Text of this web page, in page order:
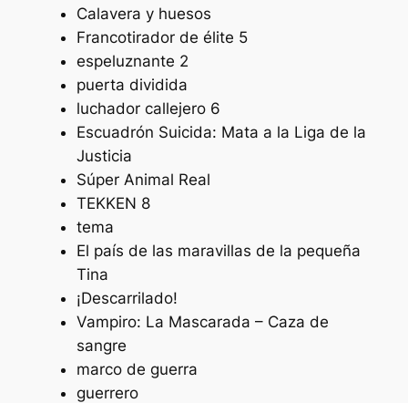
Calavera y huesos
Francotirador de élite 5
espeluznante 2
puerta dividida
luchador callejero 6
Escuadrón Suicida: Mata a la Liga de la
Justicia
Súper Animal Real
TEKKEN 8
tema
El país de las maravillas de la pequeña
Tina
¡Descarrilado!
Vampiro: La Mascarada – Caza de
sangre
marco de guerra
guerrero